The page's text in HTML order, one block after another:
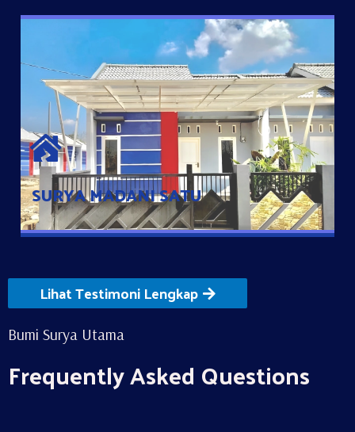
SURYA MADANI SATU
SURYA MADANI SATU
Satu-satunya Hunian nyaman dengan harga subsidi hanya 100
jutaan dengan lokasi strategis di Tuban
Lihat Testimoni Lengkap
Bumi Surya Utama
Frequently Asked Questions